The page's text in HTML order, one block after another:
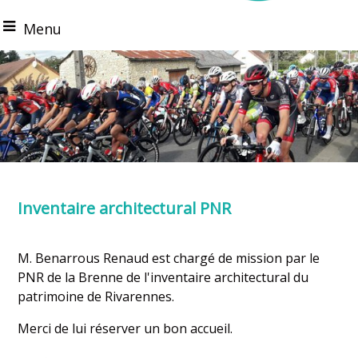
Menu
Inventaire architectural PNR
M. Benarrous Renaud est chargé de mission par le
PNR de la Brenne de l'inventaire architectural du
patrimoine de Rivarennes.
Merci de lui réserver un bon accueil.